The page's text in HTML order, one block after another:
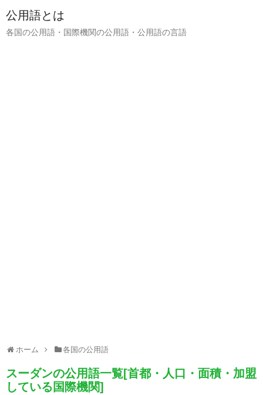
公用語とは
各国の公用語・国際機関の公用語・公用語の言語
ホーム 各国の公用語
スーダンの公用語一覧[首都・人口・面積・加盟
している国際機関]